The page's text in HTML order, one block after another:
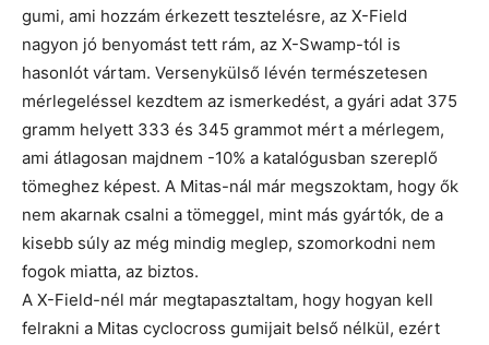
gumi, ami hozzám érkezett tesztelésre, az X-Field
nagyon jó benyomást tett rám, az X-Swamp-tól is
hasonlót vártam. Versenykülső lévén természetesen
mérlegeléssel kezdtem az ismerkedést, a gyári adat 375
gramm helyett 333 és 345 grammot mért a mérlegem,
ami átlagosan majdnem -10% a katalógusban szereplő
tömeghez képest. A Mitas-nál már megszoktam, hogy ők
nem akarnak csalni a tömeggel, mint más gyártók, de a
kisebb súly az még mindig meglep, szomorkodni nem
fogok miatta, az biztos.
A X-Field-nél már megtapasztaltam, hogy hogyan kell
felrakni a Mitas cyclocross gumijait belső nélkül, ezért